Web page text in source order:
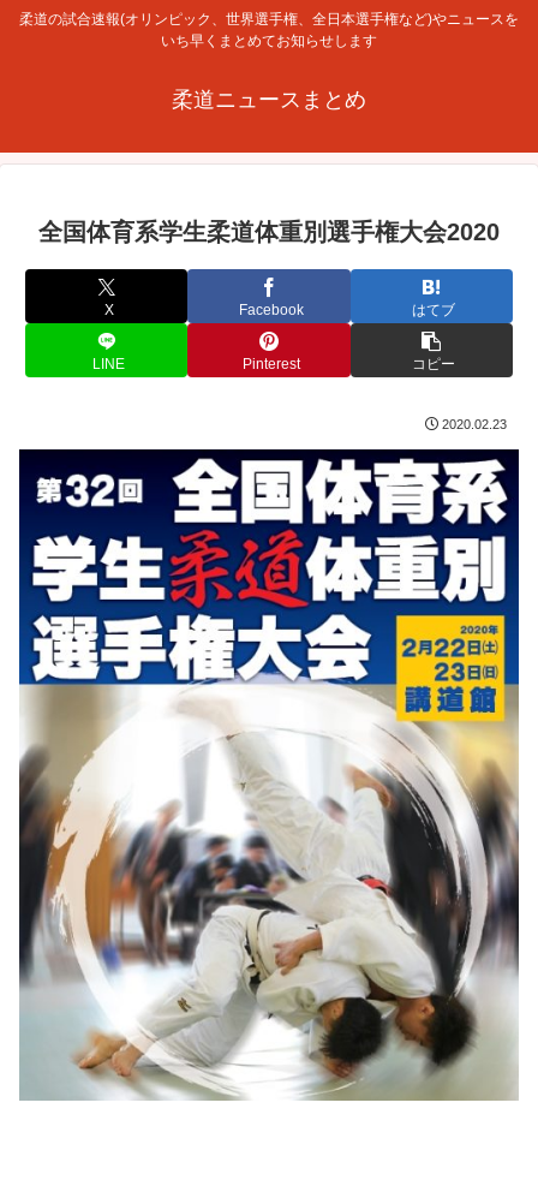
柔道の試合速報(オリンピック、世界選手権、全日本選手権など)やニュースを
いち早くまとめてお知らせします
柔道ニュースまとめ
全国体育系学生柔道体重別選手権大会2020
X Facebook はてブ
LINE Pinterest コピー
2020.02.23